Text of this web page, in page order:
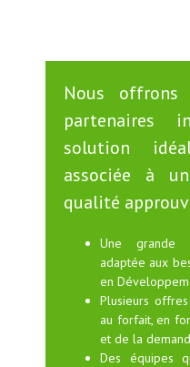
Nous
partenaires
solution
associée à
qualité
Une grande
adaptée aux
en
Plusieurs
au forfait, en
et de la
Des équipes